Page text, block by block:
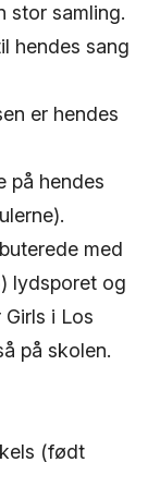
stor samling.
hendes sang
er hendes
på hendes
med
lydsporet og
i Los
på skolen.
(født